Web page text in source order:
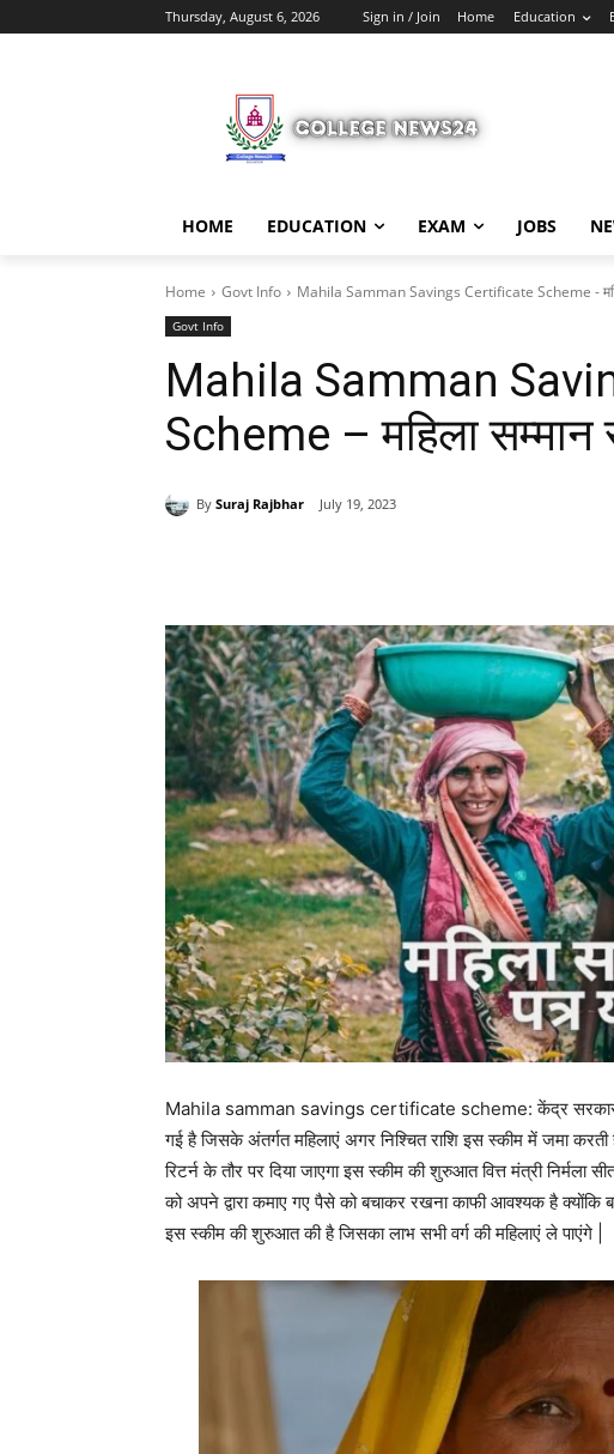
Thursday, August 6, 2026 Sign in / Join Home Education
HOME EDUCATION EXAM JOBS
Home Govt Info Mahila Samman Savings Certificate Scheme -
Govt Info
Mahila Samman
Scheme – महिला सम्मान
By Suraj Rajbhar July 19, 2023
Mahila samman savings certificate scheme: केंद्र सरकार के
गई है जिसके अंतर्गत महिलाएं अगर निश्चित राशि इस स्कीम में जमा
रिटर्न के तौर पर दिया जाएगा इस स्कीम की शुरुआत वित्त मंत्री निर्मला
को अपने द्वारा कमाए गए पैसे को बचाकर रखना काफी आवश्यक है
इस स्कीम की शुरुआत की है जिसका लाभ सभी वर्ग की महिलाएं ले पाएंगे |